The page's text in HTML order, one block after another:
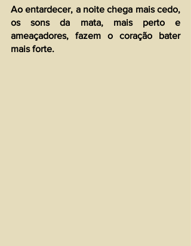
Ao entardecer, a noite chega mais cedo,
os sons da mata, mais perto e
ameaçadores, fazem o coração bater
mais forte.